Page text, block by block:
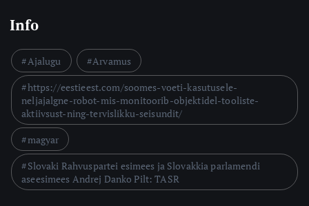
Info
Ajalugu
Arvamus
https://eestieest.com/soomes-voeti-kasutusele-
neljajalgne-robot-mis-monitoorib-objektidel-tooliste-
aktiivsust-ning-tervislikku-seisundit/
magyar
Slovaki Rahvuspartei esimees ja Slovakkia parlamendi
aseesimees Andrej Danko Pilt: TASR